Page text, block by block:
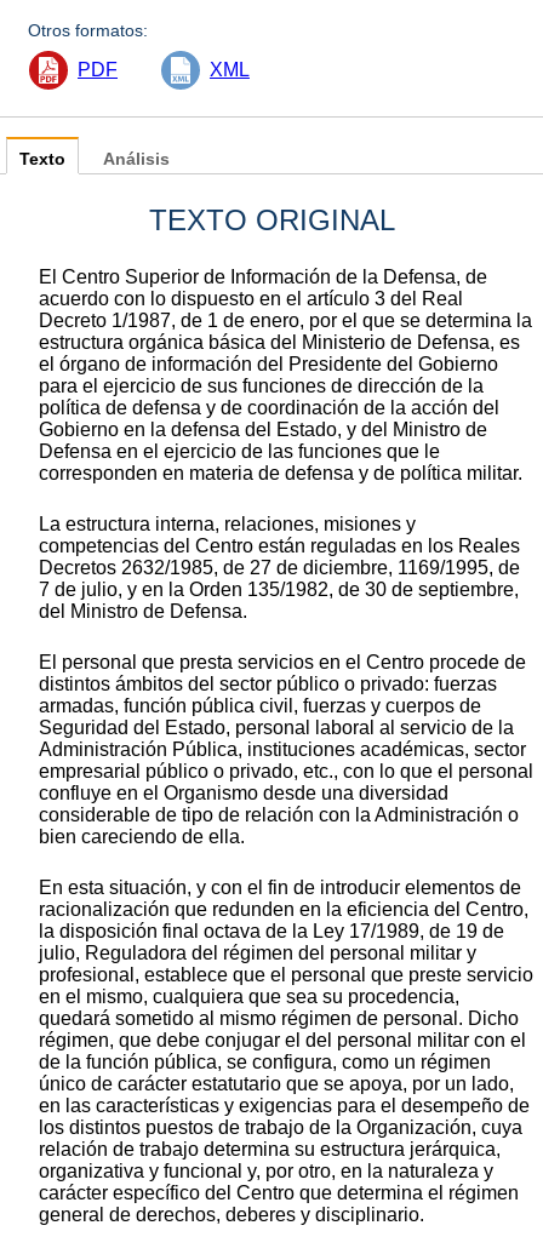
Otros formatos:
PDF XML
Texto
TEXTO ORIGINAL
El Centro Superior de Información de la Defensa, de
acuerdo con lo dispuesto en el artículo 3 del Real
Decreto 1/1987, de 1 de enero, por el que se determina la
estructura orgánica básica del Ministerio de Defensa, es
el órgano de información del Presidente del Gobierno
para el ejercicio de sus funciones de dirección de la
política de defensa y de coordinación de la acción del
Gobierno en la defensa del Estado, y del Ministro de
Defensa en el ejercicio de las funciones que le
corresponden en materia de defensa y de política militar.
La estructura interna, relaciones, misiones y
competencias del Centro están reguladas en los Reales
Decretos 2632/1985, de 27 de diciembre, 1169/1995, de
7 de julio, y en la Orden 135/1982, de 30 de septiembre,
del Ministro de Defensa.
El personal que presta servicios en el Centro procede de
distintos ámbitos del sector público o privado: fuerzas
armadas, función pública civil, fuerzas y cuerpos de
Seguridad del Estado, personal laboral al servicio de la
Administración Pública, instituciones académicas, sector
empresarial público o privado, etc., con lo que el personal
confluye en el Organismo desde una diversidad
considerable de tipo de relación con la Administración o
bien careciendo de ella.
En esta situación, y con el fin de introducir elementos de
racionalización que redunden en la eficiencia del Centro,
la disposición final octava de la Ley 17/1989, de 19 de
julio, Reguladora del régimen del personal militar y
profesional, establece que el personal que preste servicio
en el mismo, cualquiera que sea su procedencia,
quedará sometido al mismo régimen de personal. Dicho
régimen, que debe conjugar el del personal militar con el
de la función pública, se configura, como un régimen
único de carácter estatutario que se apoya, por un lado,
en las características y exigencias para el desempeño de
los distintos puestos de trabajo de la Organización, cuya
relación de trabajo determina su estructura jerárquica,
organizativa y funcional y, por otro, en la naturaleza y
carácter específico del Centro que determina el régimen
general de derechos, deberes y disciplinario.
Análisis